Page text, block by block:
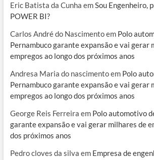
Eric Batista da Cunha emSou Engenheiro,
POWER BI?
Carlos André do Nascimentoem Polo
Pernambuco garante expansão e vai gerar
empregos ao longo dos próximos anos
Andresa Maria do nascimentoem Polo
Pernambuco garante expansão e vai gerar
empregos ao longo dos próximos anos
George Reis Ferreira em Polo automotivo
garante expansão e vai gerar milhares de
dos próximos anos
Pedro cloves da silva em Empresa de